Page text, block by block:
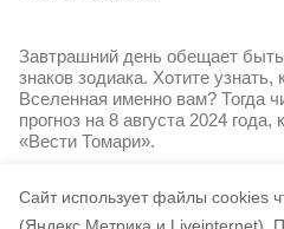
Cайт использует файлы cookies
Завтрашний день обещает
знаков зодиака. Хотите узнать,
Вселенная именно вам? Тогда
прогноз на 8 августа 2024 года,
«Вести Томари».